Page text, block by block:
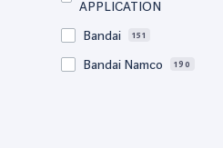
APPLICATION
Bandai 151
Bandai Namco 190